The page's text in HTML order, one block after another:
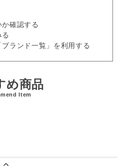
か確認する
ランド一覧」を利用する
め商品
Item